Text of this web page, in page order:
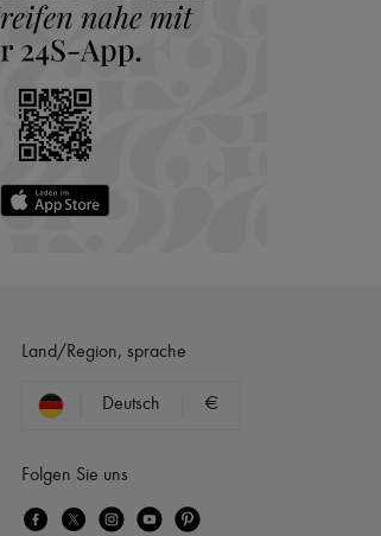
Land/Region, sprache
Deutsch €
Folgen Sie uns